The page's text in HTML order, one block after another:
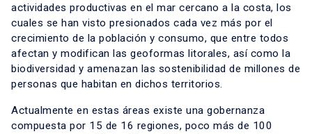
actividades productivas en el mar cercano a la costa, los
cuales se han visto presionados cada vez más por el
crecimiento de la población y consumo, que entre todos
afectan y modifican las geoformas litorales, así como la
biodiversidad y amenazan las sostenibilidad de millones de
personas que habitan en dichos territorios.
Actualmente en estas áreas existe una gobernanza
compuesta por 15 de 16 regiones, poco más de 100